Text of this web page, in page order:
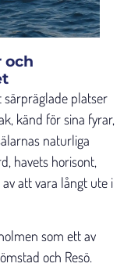
och
särpräglade platser
känd för sina fyrar,
naturliga
havets horisont,
att vara långt ute i
som ett av
och Resö.